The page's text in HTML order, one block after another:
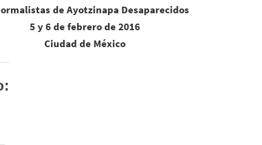
de Ayotzinapa Desaparecidos
5 y 6 de febrero de 2016
Ciudad de México